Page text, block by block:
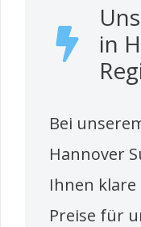
in
Bei
Hannover
Ihnen
Preise für